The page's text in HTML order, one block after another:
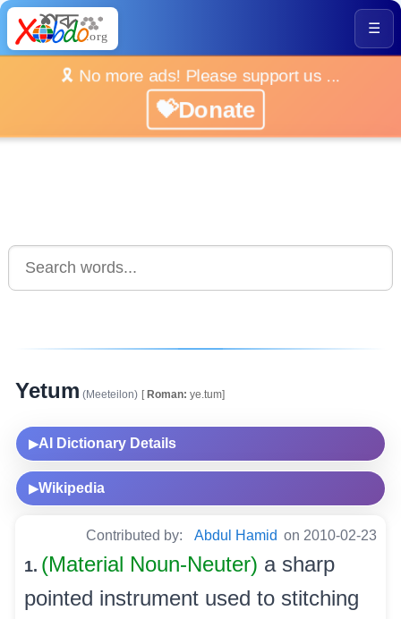
☰
🎗️ No more ads! Please support us ...
💝Donate
Yetum (Meeteilon) [Roman: ye.tum]
▶AI Dictionary Details
▶Wikipedia
Contributed by: Abdul Hamid on 2010-02-23
1. (Material Noun-Neuter) a sharp
pointed instrument used to stitching